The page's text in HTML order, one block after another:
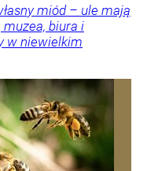
miód – ule mają
biura i
w niewielkim